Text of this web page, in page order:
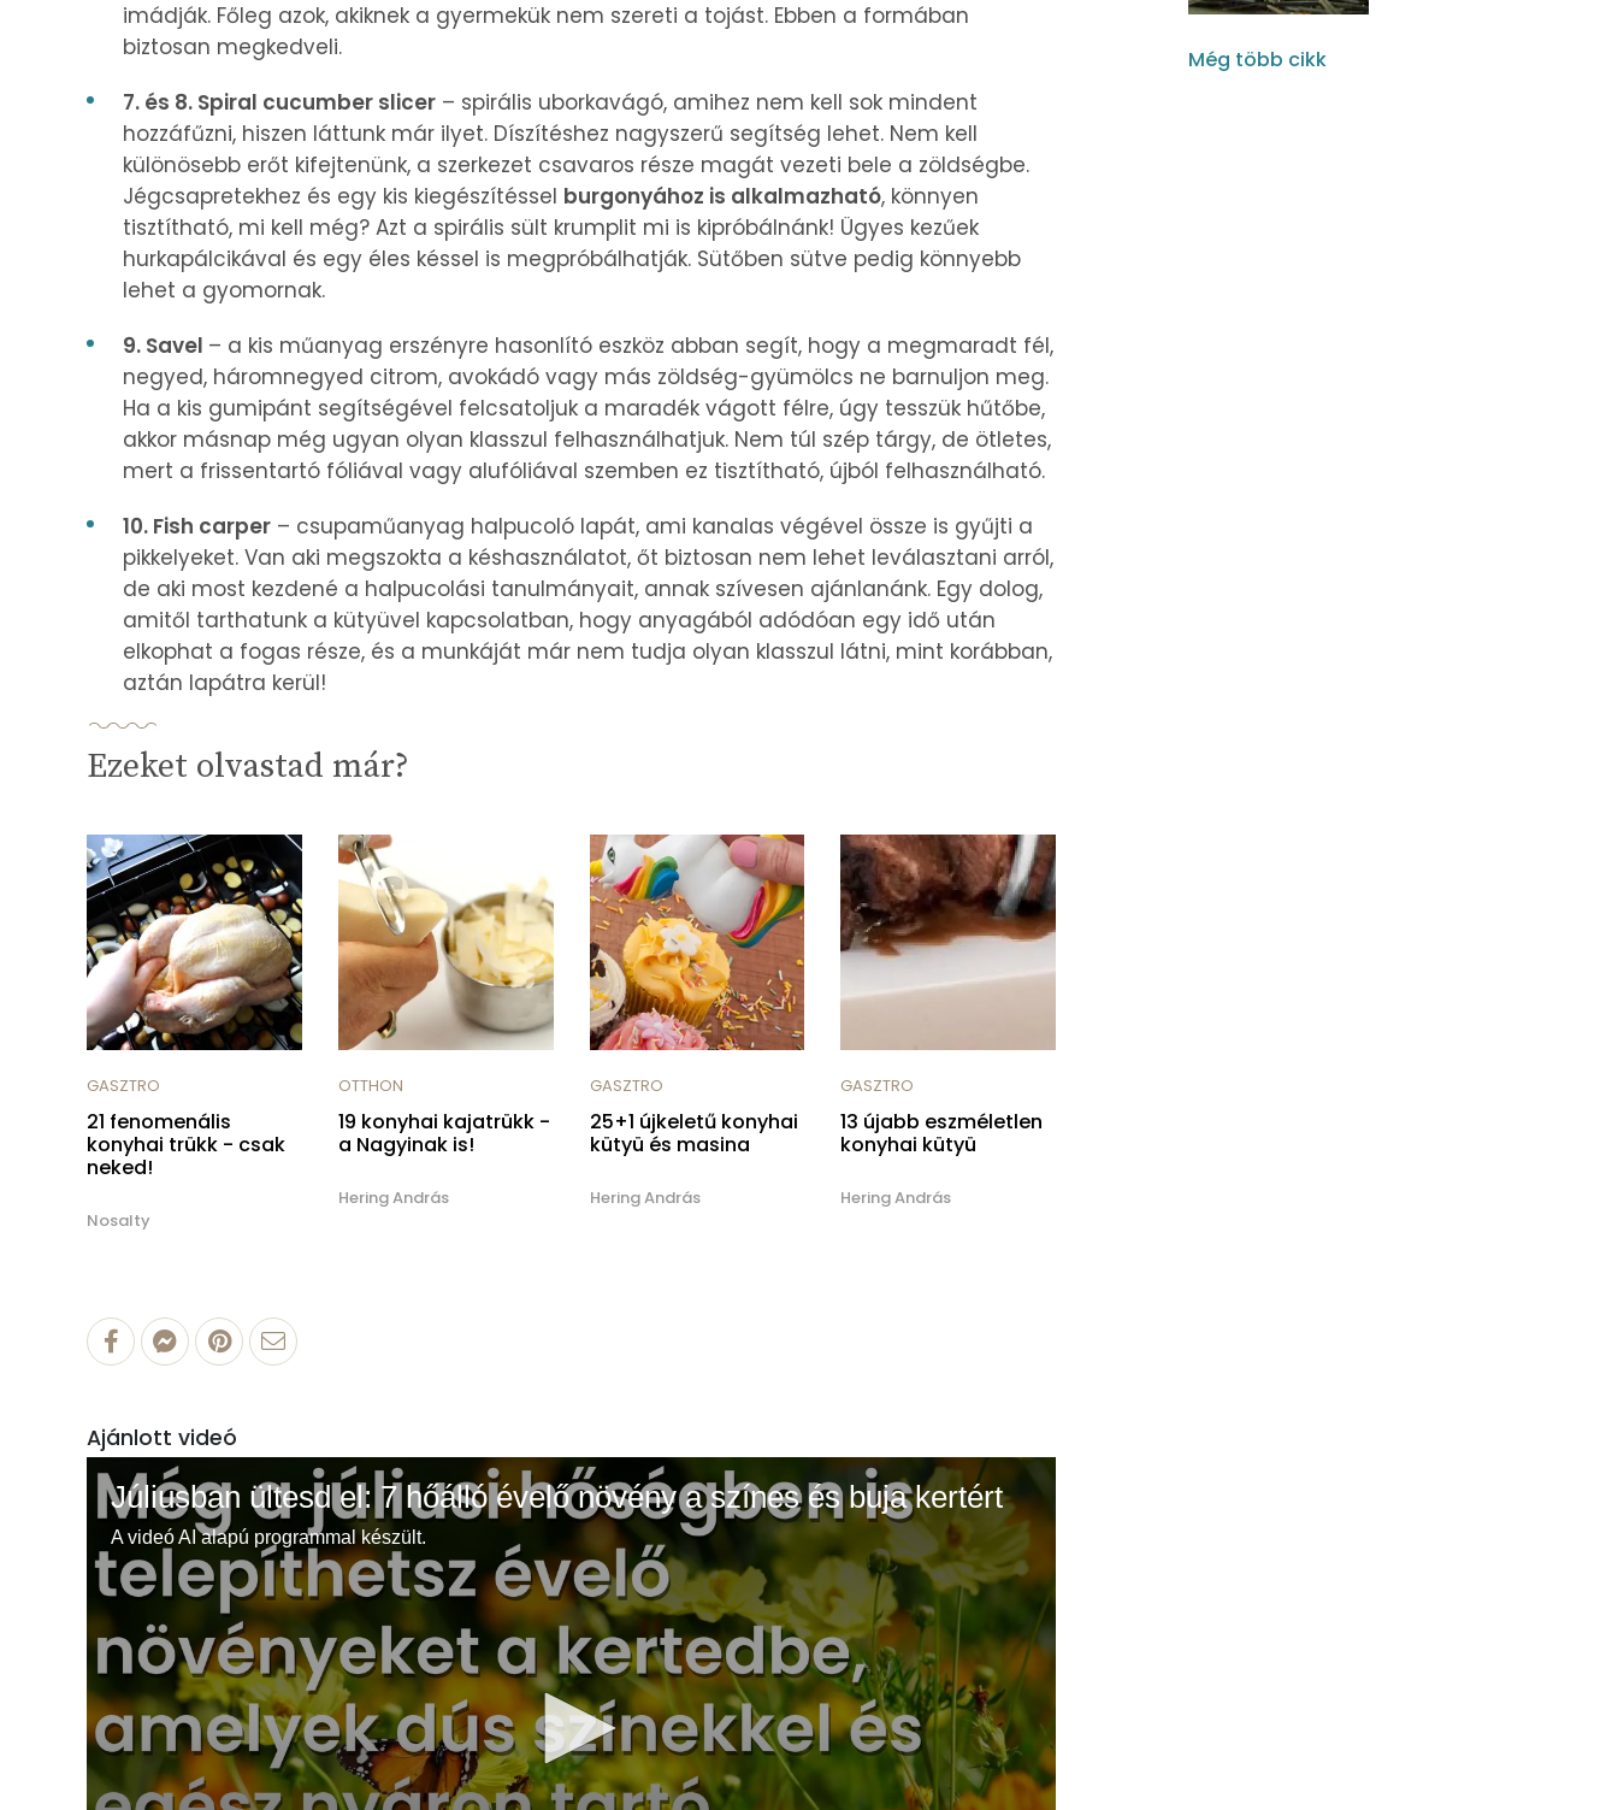
imádják. Főleg azok, akiknek a gyermekük nem szereti a tojást. Ebben a formában
biztosan megkedveli.
7. és 8. Spiral cucumber slicer – spirális uborkavágó, amihez nem kell sok mindent
hozzáfűzni, hiszen láttunk már ilyet. Díszítéshez nagyszerű segítség lehet. Nem kell
különösebb erőt kifejtenünk, a szerkezet csavaros része magát vezeti bele a zöldségbe.
Jégcsapretekhez és egy kis kiegészítéssel burgonyához is alkalmazható, könnyen
tisztítható, mi kell még? Azt a spirális sült krumplit mi is kipróbálnánk! Ügyes kezűek
hurkapálcikával és egy éles késsel is megpróbálhatják. Sütőben sütve pedig könnyebb
lehet a gyomornak.
9. Savel – a kis műanyag erszényre hasonlító eszköz abban segít, hogy a megmaradt fél,
negyed, háromnegyed citrom, avokádó vagy más zöldség-gyümölcs ne barnuljon meg.
Ha a kis gumipánt segítségével felcsatoljuk a maradék vágott félre, úgy tesszük hűtőbe,
akkor másnap még ugyan olyan klasszul felhasználhatjuk. Nem túl szép tárgy, de ötletes,
mert a frissentartó fóliával vagy alufóliával szemben ez tisztítható, újból felhasználható.
10. Fish carper – csupaműanyag halpucoló lapát, ami kanalas végével össze is gyűjti a
pikkelyeket. Van aki megszokta a késhasználatot, őt biztosan nem lehet leválasztani arról,
de aki most kezdené a halpucolási tanulmányait, annak szívesen ajánlanánk. Egy dolog,
amitől tarthatunk a kütyüvel kapcsolatban, hogy anyagából adódóan egy idő után
elkophat a fogas része, és a munkáját már nem tudja olyan klasszul látni, mint korábban,
aztán lapátra kerül!
Ezeket olvastad már?
GASZTRO
21 fenomenális
konyhai trükk - csak
neked!
Nosalty
OTTHON
19 konyhai kajatrükk -
a Nagyinak is!
Hering András
GASZTRO
25+1 újkeletű konyhai
kütyü és masina
Hering András
GASZTRO
13 újabb eszméletlen
konyhai kütyü
Hering András
Ajánlott videó
Júliusban ültesd el: 7 hőálló évelő növény a színes és buja kertért
A videó AI alapú programmal készült.
Még több cikk